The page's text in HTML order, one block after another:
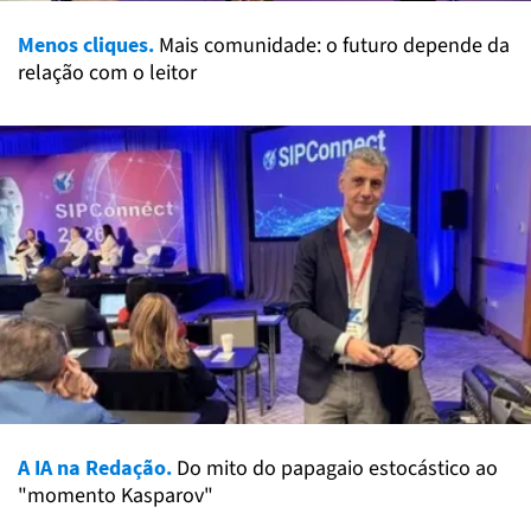
Menos cliques. Mais comunidade: o futuro depende da
relação com o leitor
A IA na Redação. Do mito do papagaio estocástico ao
"momento Kasparov"